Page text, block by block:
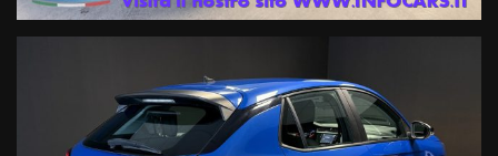
Link esterni , in particolare in termini di tassi applicati (TAN e TAEG)
e importo delle rate mensili, potranno subire variazioni in funzione
Finanziaria in fase di istruttoria, o in caso di richiesta di un
prodotto/importo/durata diverso o di adesione ad un prodotto
assicurativo facoltativo.